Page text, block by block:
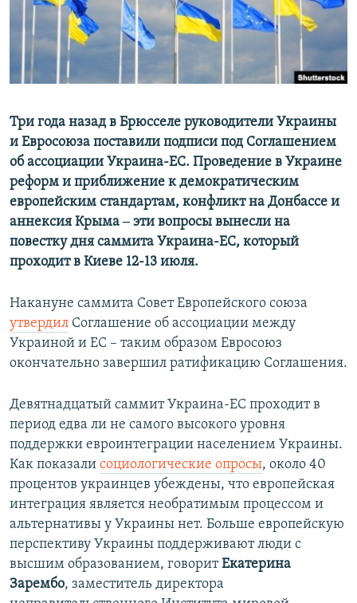
ПОБЕДИТЕЛЕЙ НЕ СУДЯТ?
КРЫМ.НЕПОКОРЕННЫЙ
ELIFBE
ПРИСОЕДИНЯЙТЕСЬ!
Все сайты RFE/RL
Три года назад в Брюсселе руководители Украины
и Евросоюза поставили подписи под Соглашением
об ассоциации Украина-ЕС. Проведение в Украине
реформ и приближение к демократическим
европейским стандартам, конфликт на Донбассе и
аннексия Крыма ‒ эти вопросы вынесли на
повестку дня саммита Украина-ЕС, который
проходит в Киеве 12-13 июля.
Накануне саммита Совет Европейского союза
утвердил Соглашение об ассоциации между
Украиной и ЕС – таким образом Евросоюз
окончательно завершил ратификацию Соглашения.
Девятнадцатый саммит Украина-ЕС проходит в
период едва ли не самого высокого уровня
поддержки евроинтеграции населением Украины.
Как показали социологические опросы, около 40
процентов украинцев убеждены, что европейская
интеграция является необратимым процессом и
альтернативы у Украины нет. Больше европейскую
перспективу Украины поддерживают люди с
высшим образованием, говоритЕкатерина
Зарембо, заместитель директора